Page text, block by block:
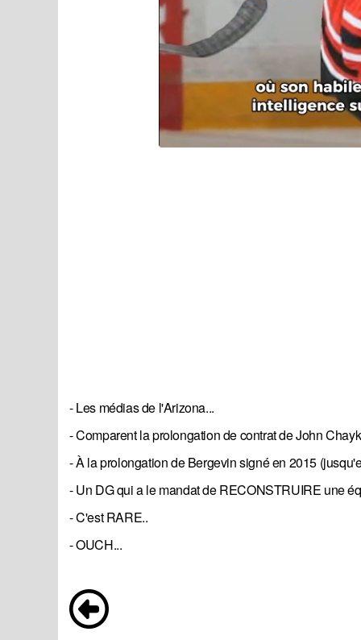
- Les médias de l'Arizona...
- Comparent la prolongation de contrat de John
- À la prolongation de Bergevin signé en 2015
- Un DG qui a le mandat de RECONSTRUIRE une
- C'est RARE..
- OUCH...